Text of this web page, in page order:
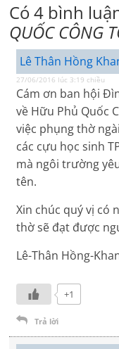
Có 4 bình
QUỐC CÔNG
Lê Thân Hồng
27/06/2016 lúc 3:19 chiều
Cám ơn ban hội
về Hữu Phủ Quốc
việc phụng thờ
các cựu học sinh
mà ngôi trường
tên.
Xin chúc quý vị có
thờ sẽ đạt được
Lê-Thân Hồng-
+1
Trả lời